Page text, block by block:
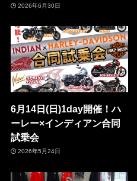
2026年6月30日
6月14日(日)1day開催！ハ
ーレー×インディアン合同
試乗会
2026年5月24日